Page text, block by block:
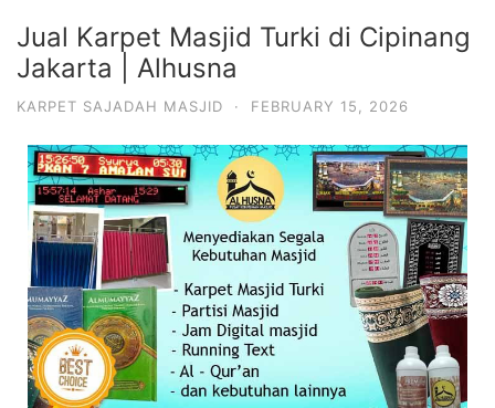
Jual Karpet Masjid Turki di Cipinang
Jakarta | Alhusna
KARPET SAJADAH MASJID · FEBRUARY 15, 2026